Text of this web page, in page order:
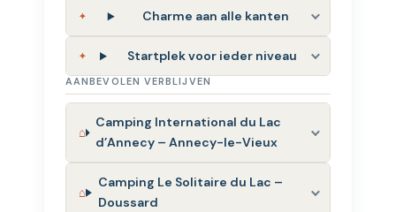
Charme aan alle kanten
Startplek voor ieder niveau
AANBEVOLEN VERBLIJVEN
Camping International du Lac
d’Annecy – Annecy-le-Vieux
Camping Le Solitaire du Lac –
Doussard